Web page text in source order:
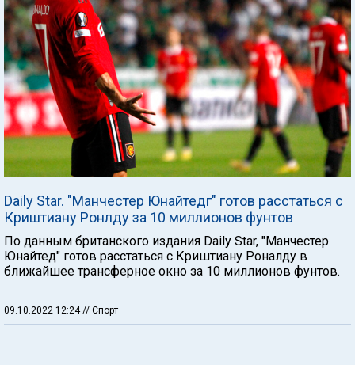
Daily Star. "Манчестер Юнайтедг" готов расстаться с
Криштиану Ронлду за 10 миллионов фунтов
По данным британского издания Daily Star, "Манчестер
Юнайтед" готов расстаться с Криштиану Роналду в
ближайшее трансферное окно за 10 миллионов фунтов.
09.10.2022 12:24 // Спорт